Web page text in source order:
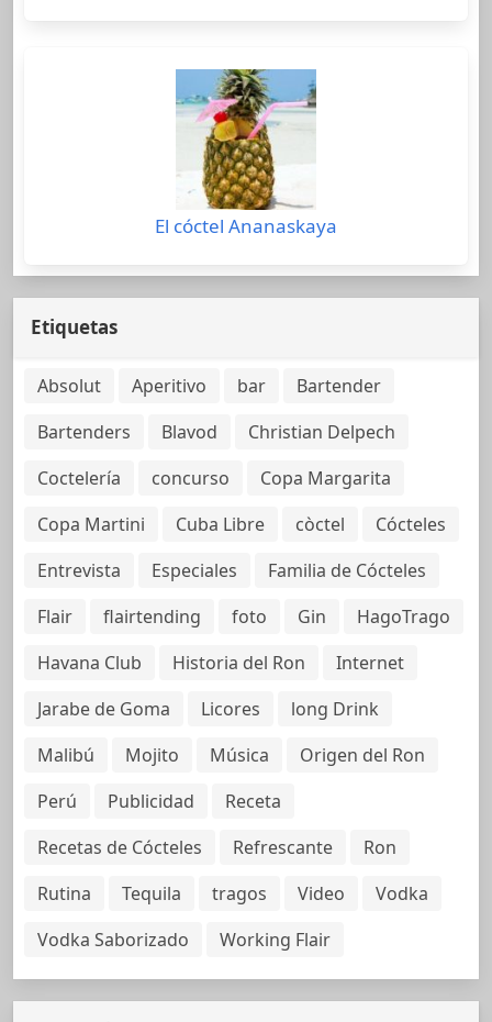
El cóctel Ananaskaya
Etiquetas
Absolut Aperitivo bar
Bartender
Bartenders
Blavod
Christian Delpech
Coctelería
concurso
Copa Margarita
Copa Martini
Cuba Libre còctel
Cócteles
Entrevista
Especiales
Familia de Cócteles
Flair
flairtending foto Gin
HagoTrago
Havana Club
Historia del Ron
Internet
Jarabe de Goma
Licores
long Drink
Malibú
Mojito Música
Origen del Ron
Perú
Publicidad
Receta
Recetas de Cócteles
Refrescante
Ron
Rutina
Tequila tragos Video
Vodka
Vodka Saborizado
Working Flair